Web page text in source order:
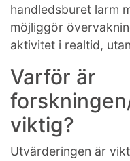
handledsburet larm
möjliggör
aktivitet i realtid,
Varför är
viktig?
Utvärderingen är